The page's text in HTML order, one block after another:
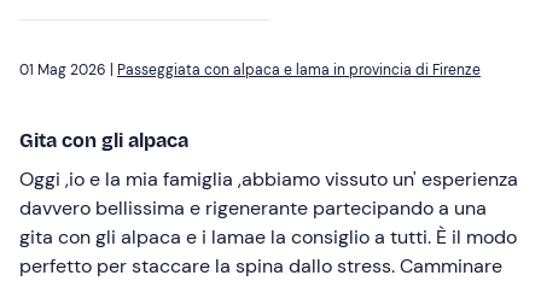
01 Mag 2026 | Passeggiata con alpaca e lama in provincia di Firenze
Gita con gli alpaca
Oggi ,io e la mia famiglia ,abbiamo vissuto un' esperienza
davvero bellissima e rigenerante partecipando a una
gita con gli alpaca e i lamae la consiglio a tutti. È il modo
perfetto per staccare la spina dallo stress. Camminare